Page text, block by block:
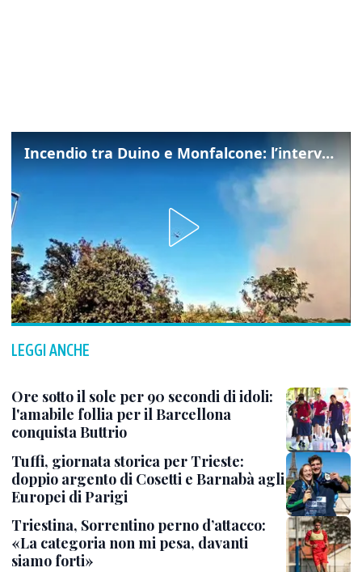
Incendio tra Duino e Monfalcone: l’intervento dei vigili del fuoco
LEGGI ANCHE
Ore sotto il sole per 90 secondi di idoli:
l'amabile follia per il Barcellona
conquista Buttrio
Tuffi, giornata storica per Trieste:
doppio argento di Cosetti e Barnabà agli
Europei di Parigi
Triestina, Sorrentino perno d’attacco:
«La categoria non mi pesa, davanti
siamo forti»